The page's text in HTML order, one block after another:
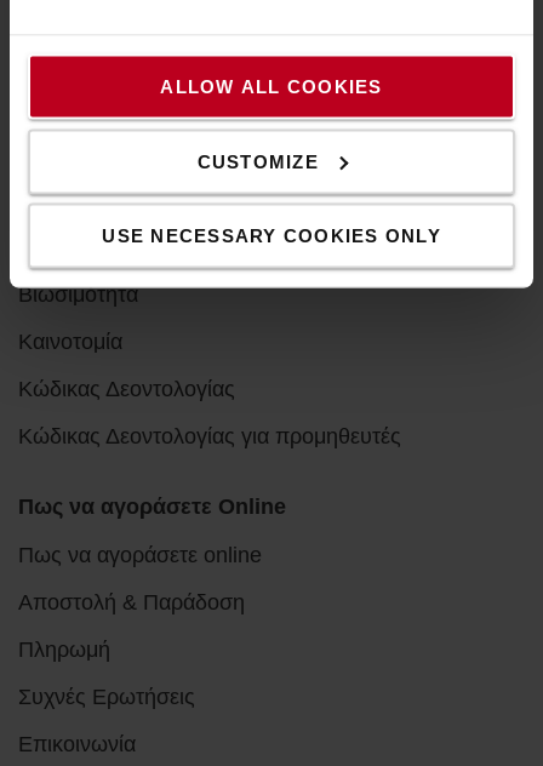
ALLOW ALL COOKIES
CUSTOMIZE
USE NECESSARY COOKIES ONLY
The Toyota Way
Toyota Production Systems (TPS)
Βιωσιμότητα
Καινοτομία
Κώδικας Δεοντολογίας
Κώδικας Δεοντολογίας για προμηθευτές
Πως να αγοράσετε Online
Πως να αγοράσετε online
Αποστολή & Παράδοση
Πληρωμή
Συχνές Ερωτήσεις
Επικοινωνία